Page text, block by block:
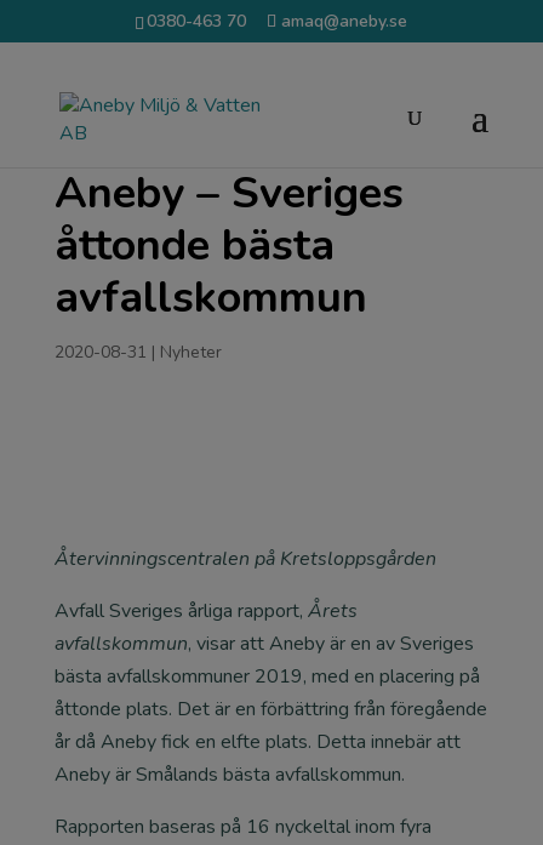
0380-463 70 amaq@aneby.se
Aneby – Sveriges
åttonde bästa
avfallskommun
2020-08-31 | Nyheter
Återvinningscentralen på Kretsloppsgården
Avfall Sveriges årliga rapport, Årets
avfallskommun, visar att Aneby är en av Sveriges
bästa avfallskommuner 2019, med en placering på
åttonde plats. Det är en förbättring från föregående
år då Aneby fick en elfte plats. Detta innebär att
Aneby är Smålands bästa avfallskommun.
Rapporten baseras på 16 nyckeltal inom fyra